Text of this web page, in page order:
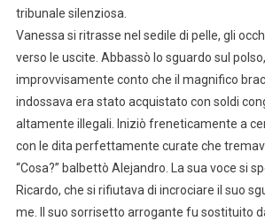
tribunale silenziosa.
Vanessa si ritrasse nel sedile di pelle, gli
verso le uscite. Abbassò lo sguardo sul
improvvisamente conto che il magnifico
indossava era stato acquistato con soldi
altamente illegali. Iniziò freneticamente a
con le dita perfettamente curate che
“Cosa?” balbettò Alejandro. La sua voce si
Ricardo, che si rifiutava di incrociare il suo
me. Il suo sorrisetto arrogante fu sostituito